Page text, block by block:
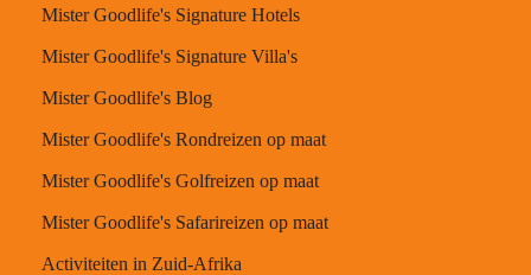
Mister Goodlife's Signature Hotels
Mister Goodlife's Signature Villa's
Mister Goodlife's Blog
Mister Goodlife's Rondreizen op maat
Mister Goodlife's Golfreizen op maat
Mister Goodlife's Safarireizen op maat
Activiteiten in Zuid-Afrika